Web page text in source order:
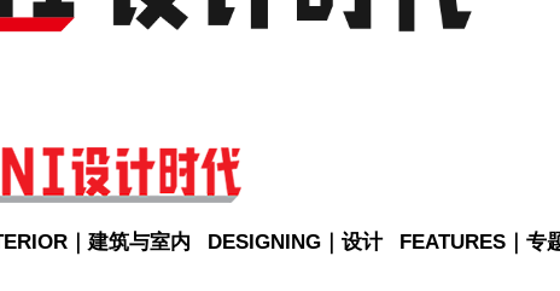
｜建筑与室内 DESIGNING｜设计 FEATURES｜专